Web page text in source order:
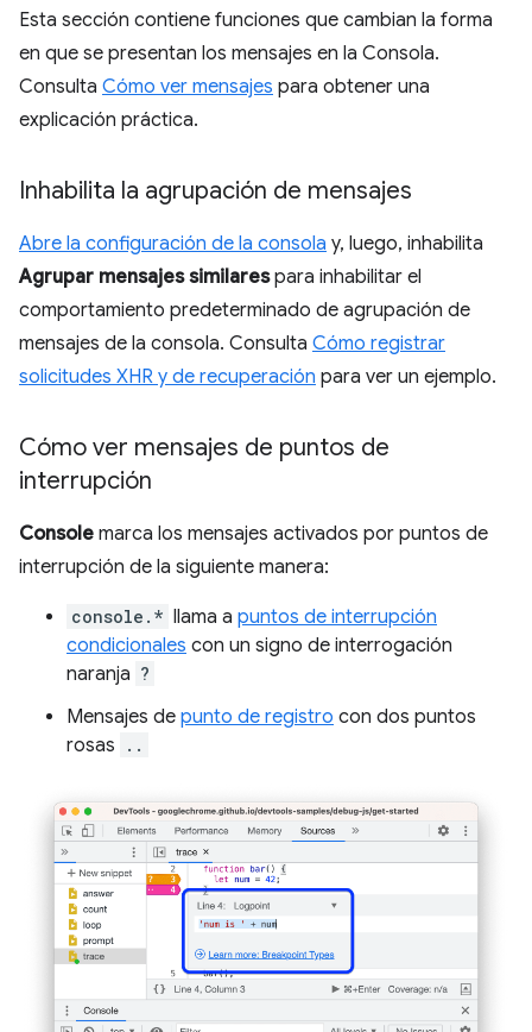
Esta sección contiene funciones que cambian la forma
en que se presentan los mensajes en la Consola.
Consulta Cómo ver mensajes para obtener una
explicación práctica.
Inhabilita la agrupación de mensajes
Abre la configuración de la consola y, luego, inhabilita
Agrupar mensajes similarespara inhabilitar el
comportamiento predeterminado de agrupación de
mensajes de la consola. Consulta Cómo registrar
solicitudes XHR y de recuperación para ver un ejemplo.
Cómo ver mensajes de puntos de
interrupción
Console marca los mensajes activados por puntos de
interrupción de la siguiente manera:
console.* llama a puntos de interrupción
condicionales con un signo de interrogación
naranja ?
Mensajes de punto de registro con dos puntos
rosas
..